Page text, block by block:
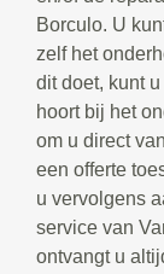
Borculo. U
zelf het
dit doet, kunt
hoort bij het
om u direct
een offerte
u vervolgens
service van
ontvangt u